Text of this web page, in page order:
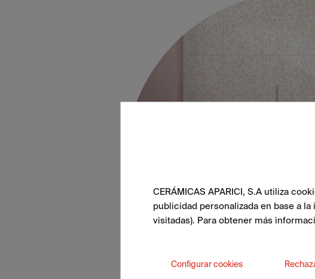
CERÁMICAS APARICI, S.A utiliza
publicidad personalizada en base a
visitadas). Para obtener más
Configurar cookies